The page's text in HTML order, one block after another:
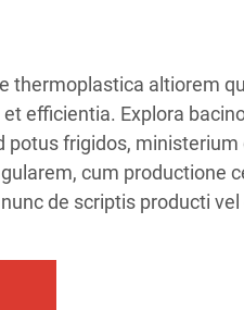
thermoplastica altiorem
efficientia. Explora
potus frigidos,
cum productione
de scriptis producti